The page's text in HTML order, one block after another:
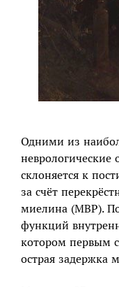
Одними из
склоняется к
за счёт
миелина (MBP).
функций
котором первым
острая задержка